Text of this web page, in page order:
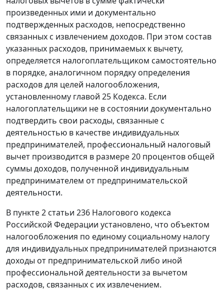
произведенных ими и документально
подтвержденных расходов, непосредственно
связанных с извлечением доходов. При этом состав
указанных расходов, принимаемых к вычету,
определяется налогоплательщиком самостоятельно
в порядке, аналогичном порядку определения
расходов для целей налогообложения,
установленному главой 25 Кодекса. Если
налогоплательщики не в состоянии документально
подтвердить свои расходы, связанные с
деятельностью в качестве индивидуальных
предпринимателей, профессиональный налоговый
вычет производится в размере 20 процентов общей
суммы доходов, полученной индивидуальным
предпринимателем от предпринимательской
деятельности.
В пункте 2 статьи 236 Налогового кодекса
Российской Федерации установлено, что объектом
налогообложения по единому социальному налогу
для индивидуальных предпринимателей признаются
доходы от предпринимательской либо иной
профессиональной деятельности за вычетом
расходов, связанных с их извлечением.